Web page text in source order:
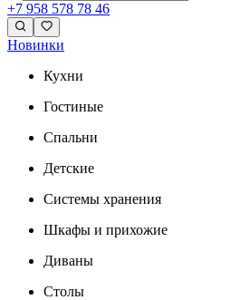
+7 958 578 78 46
Новинки
Кухни
Гостиные
Спальни
Детские
Системы хранения
Шкафы и прихожие
Диваны
Столы